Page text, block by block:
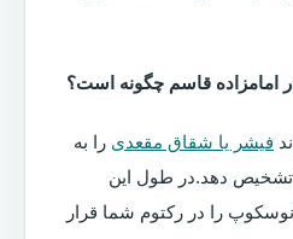
قاسم چگونه است؟
فیشر یا شقاق مقعدی را به
تشخیص دهد.در طول این
را در رکتوم شما قرار